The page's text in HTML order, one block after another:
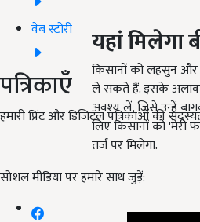
वेब स्टोरी
पत्रिकाएँ
हमारी प्रिंट और डिजिटल पत्रिकाओं की
सोशल मीडिया पर हमारे साथ जुड़ें:
यहांमिलेगा
किसानों को लहसुन
ले सकते हैं. इसके अलावा
अवश्य लें, जिसे उन्हें
लिए किसानों को 'मेरी
तर्ज पर मिलेगा.